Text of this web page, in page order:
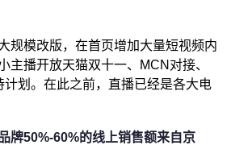
规模改版，在首页增加大量短视频内
主播开放天猫双十一、MCN对接、
计划。在此之前，直播已经是各大电
牌50%-60%的线上销售额来自京